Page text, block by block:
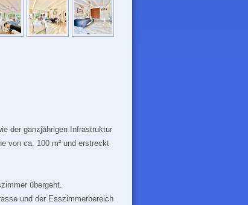
der ganzjährigen Infrastruktur
von ca. 100 m² und erstreckt
übergeht.
und der Esszimmerbereich